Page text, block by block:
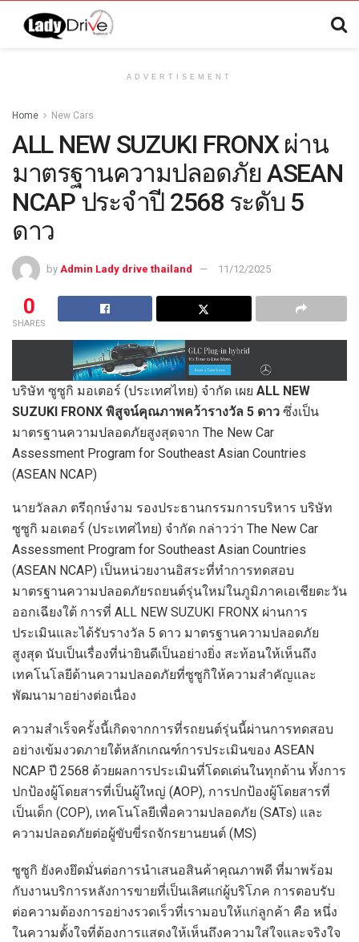
ADVERTISEMENT
Home New Cars
ALL NEW SUZUKI FRONX ผ่าน
มาตรฐานความปลอดภัย ASEAN
NCAP ประจำปี 2568 ระดับ 5
ดาว
by Admin Lady drive thailand 11/12/2025
0
SHARES
บริษัท ซูซูกิ มอเตอร์ (ประเทศไทย) จำกัด เผย ALL NEW
SUZUKI FRONX พิสูจน์คุณภาพคว้ารางวัล 5 ดาว ซึ่งเป็น
มาตรฐานความปลอดภัยสูงสุดจาก The New Car
Assessment Program for Southeast Asian Countries
(ASEAN NCAP)
นายวัลลภ ตรีฤกษ์งาม รองประธานกรรมการบริหาร บริษัท
ซูซูกิ มอเตอร์ (ประเทศไทย) จำกัด กล่าวว่า The New Car
Assessment Program for Southeast Asian Countries
(ASEAN NCAP) เป็นหน่วยงานอิสระที่ทำการทดสอบ
มาตรฐานความปลอดภัยรถยนต์รุ่นใหม่ในภูมิภาคเอเชียตะวัน
ออกเฉียงใต้ การที่ ALL NEW SUZUKI FRONX ผ่านการ
ประเมินและได้รับรางวัล 5 ดาว มาตรฐานความปลอดภัย
สูงสุด นับเป็นเรื่องที่น่ายินดีเป็นอย่างยิ่ง สะท้อนให้เห็นถึง
เทคโนโลยีด้านความปลอดภัยที่ซูซูกิให้ความสำคัญและ
พัฒนามาอย่างต่อเนื่อง
ความสำเร็จครั้งนี้เกิดจากการที่รถยนต์รุ่นนี้ผ่านการทดสอบ
อย่างเข้มงวดภายใต้หลักเกณฑ์การประเมินของ ASEAN
NCAP ปี 2568 ด้วยผลการประเมินที่โดดเด่นในทุกด้าน ทั้งการ
ปกป้องผู้โดยสารที่เป็นผู้ใหญ่ (AOP), การปกป้องผู้โดยสารที่
เป็นเด็ก (COP), เทคโนโลยีเพื่อความปลอดภัย (SATs) และ
ความปลอดภัยต่อผู้ขับขี่รถจักรยานยนต์ (MS)
ซูซูกิ ยังคงยึดมั่นต่อการนำเสนอสินค้าคุณภาพดี ที่มาพร้อม
กับงานบริการหลังการขายที่เป็นเลิศแก่ผู้บริโภค การตอบรับ
ต่อความต้องการอย่างรวดเร็วที่เรามอบให้แก่ลูกค้า คือ หนึ่ง
ในความตั้งใจที่ต้องการแสดงให้เห็นถึงความใส่ใจและจริงใจ